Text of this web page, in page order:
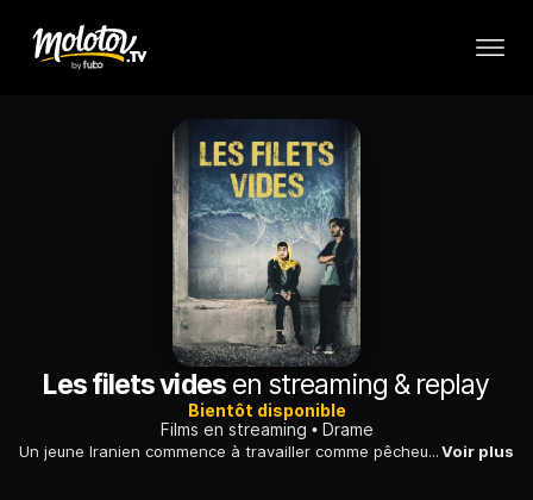
Les filets videsen streaming & replay
Bientôt disponible
Films en streaming
Drame
Un jeune Iranien commence à travailler comme pêcheur sur la mer Caspienne afin d'obtenir la dot de son grand amour. Il se retrouve mêlé à un trafic de caviar.Voir plus